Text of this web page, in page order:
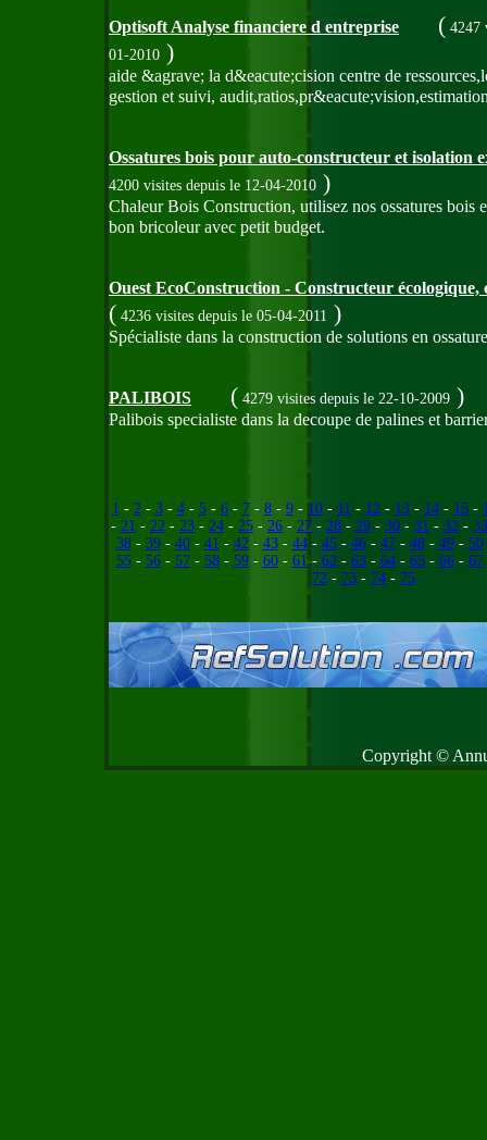
Optisoft Analyse financiere d entreprise ( 4247
01-2010 )
aide &agrave; la d&eacute;cision centre de
gestion et suivi,
Ossatures bois pour auto-constructeur et isolation
4200 visites depuis le 12-04-2010 )
Chaleur Bois Construction, utilisez nos ossatures bois
bon bricoleur avec petit budget.
Ouest EcoConstruction - Constructeur écologique,
( 4236 visites depuis le 05-04-2011 )
Spécialiste dans la construction de solutions en
PALIBOIS ( 4279 visites depuis le 22-10-2009 )
Palibois specialiste dans la decoupe de palines et
1 - 2- 3- 4- 5- 6- 7- 8- 9- 10- 11 - 12- 13- 14- 15-
- 21 - 22 - 23 - 24 - 25 - 26 - 27 - 28 - 29 - 30 - 31 - 32 - 33
38- 39- 40- 41 - 42- 43- 44- 45- 46- 47- 48- 49- 50
55- 56- 57- 58- 59- 60- 61- 62- 63- 64- 65- 66- 67
72- 73- 74- 75
Copyright ©